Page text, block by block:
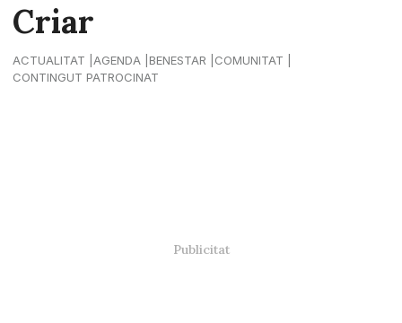
Criar
ACTUALITAT AGENDA BENESTAR
COMUNITAT
CONTINGUT PATROCINAT